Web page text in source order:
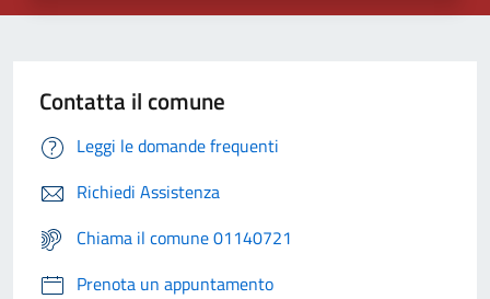
Contatta il comune
Leggi le domande frequenti
Richiedi Assistenza
Chiama il comune 01140721
Prenota un appuntamento